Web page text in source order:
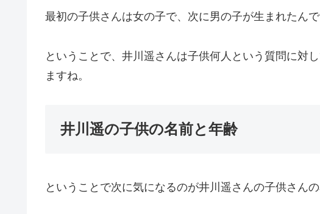
最初の子供さんは女の子で、次に男の子が生まれたんで
ということで、 井川遥さんは子供何人という質問に対し
ますね。
井川遥の子供の名前と年齢
ということで次に気になるのが井川遥さんの子供さん